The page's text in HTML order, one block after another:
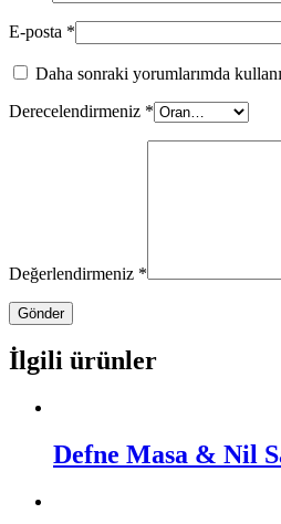
E-posta *
Daha sonraki yorumlarımda
Derecelendirmeniz *
Değerlendirmeniz *
İlgili ürünler
Defne Masa & Nil